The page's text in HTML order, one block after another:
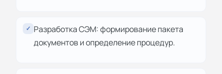
✓ Разработка СЭМ: формирование пакета
документов и определение процедур.